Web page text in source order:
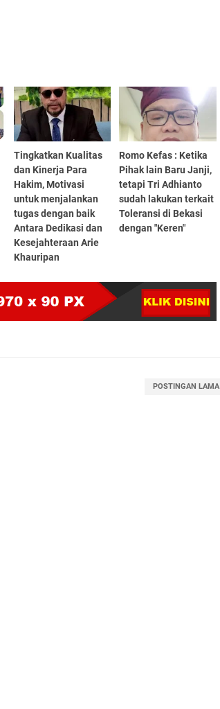
Tingkatkan Kualitas
dan Kinerja Para
Hakim, Motivasi
untuk menjalankan
tugas dengan baik
Antara Dedikasi dan
Kesejahteraan Arie
Khauripan
Romo Kefas : Ketika
Pihak lain Baru Janji,
tetapi Tri Adhianto
sudah lakukan terkait
Toleransi di Bekasi
dengan "Keren"
POSTINGAN LAMA